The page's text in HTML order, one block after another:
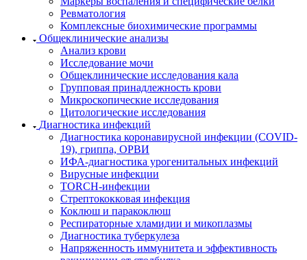
Ревматология
Комплексные биохимические программы
Общеклинические анализы
Анализ крови
Исследование мочи
Общеклинические исследования кала
Групповая принадлежность крови
Микроскопические исследования
Цитологические исследования
Диагностика инфекций
Диагностика коронавирусной инфекции (COVID-
19), гриппа, ОРВИ
ИФА-диагностика урогенитальных инфекций
Вирусные инфекции
TORCH-инфекции
Стрептококковая инфекция
Коклюш и паракоклюш
Респираторные хламидии и микоплазмы
Диагностика туберкулеза
Напряженность иммунитета и эффективность